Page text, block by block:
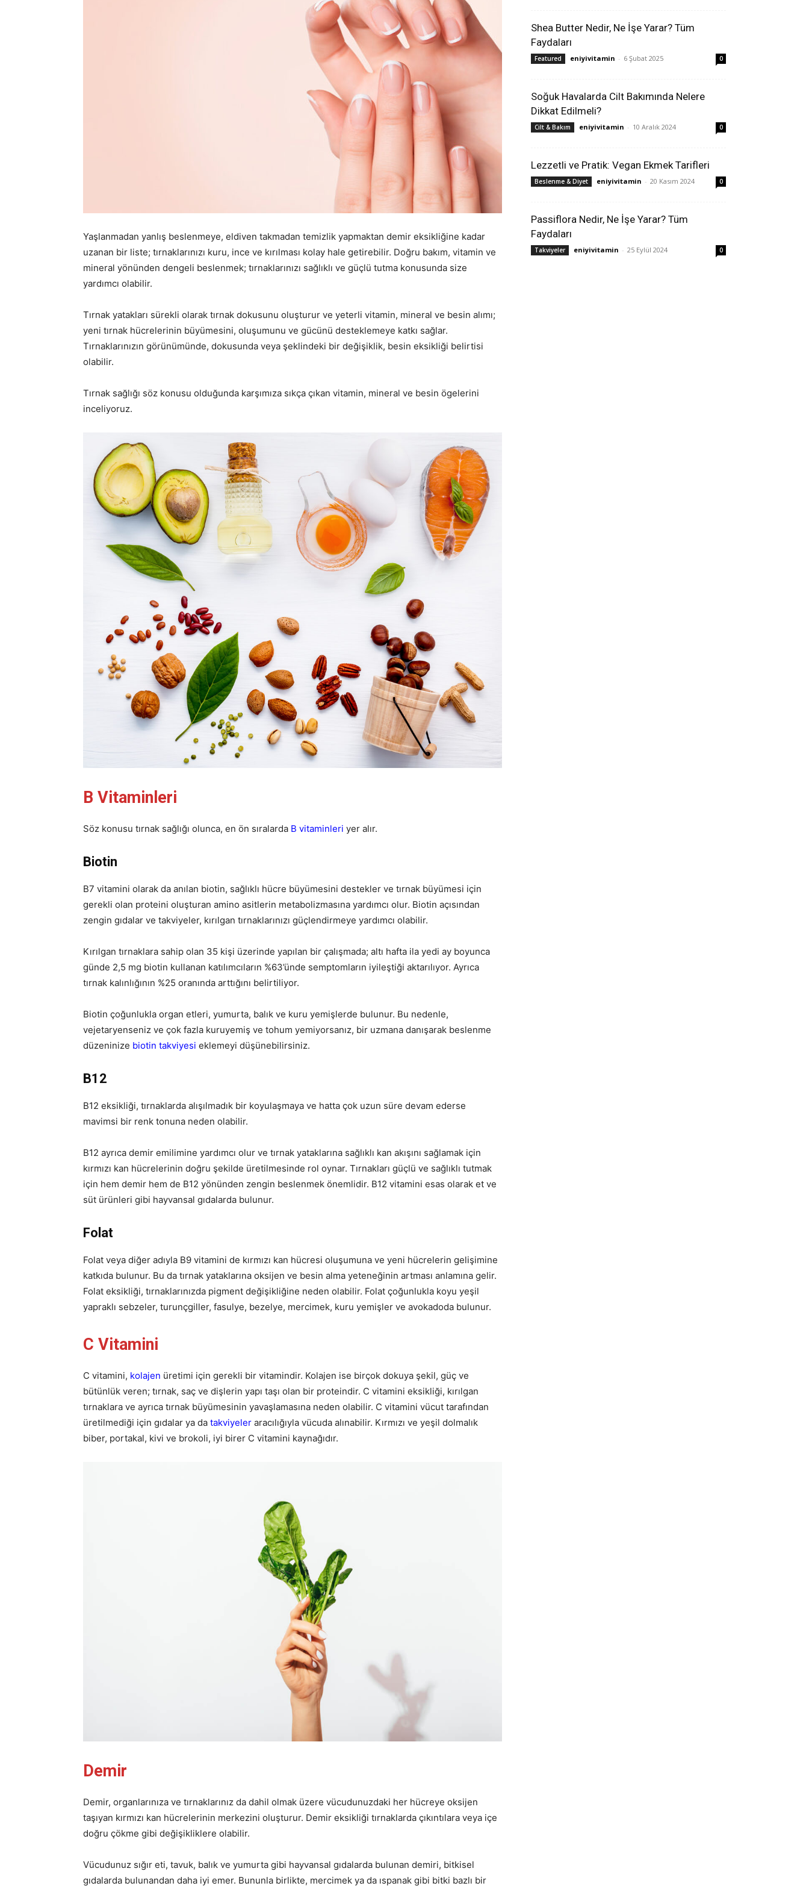
Yaşlanmadan yanlış beslenmeye, eldiven takmadan temizlik yapmaktan demir eksikliğine kadar
uzanan bir liste; tırnaklarınızı kuru, ince ve kırılması kolay hale getirebilir. Doğru bakım, vitamin ve
mineral yönünden dengeli beslenmek; tırnaklarınızı sağlıklı ve güçlü tutma konusunda size
yardımcı olabilir.
Tırnak yatakları sürekli olarak tırnak dokusunu oluşturur ve yeterli vitamin, mineral ve besin alımı;
yeni tırnak hücrelerinin büyümesini, oluşumunu ve gücünü desteklemeye katkı sağlar.
Tırnaklarınızın görünümünde, dokusunda veya şeklindeki bir değişiklik, besin eksikliği belirtisi
olabilir.
Tırnak sağlığı söz konusu olduğunda karşımıza sıkça çıkan vitamin, mineral ve besin ögelerini
inceliyoruz.
B Vitaminleri
Söz konusu tırnak sağlığı olunca, en ön sıralarda B vitaminleri yer alır.
Biotin
B7 vitamini olarak da anılan biotin, sağlıklı hücre büyümesini destekler ve tırnak büyümesi için
gerekli olan proteini oluşturan amino asitlerin metabolizmasına yardımcı olur. Biotin açısından
zengin gıdalar ve takviyeler, kırılgan tırnaklarınızı güçlendirmeye yardımcı olabilir.
Kırılgan tırnaklara sahip olan 35 kişi üzerinde yapılan bir çalışmada; altı hafta ila yedi ay boyunca
günde 2,5 mg biotin kullanan katılımcıların %63’ünde semptomların iyileştiği aktarılıyor. Ayrıca
tırnak kalınlığının %25 oranında arttığını belirtiliyor.
Biotin çoğunlukla organ etleri, yumurta, balık ve kuru yemişlerde bulunur. Bu nedenle,
vejetaryenseniz ve çok fazla kuruyemiş ve tohum yemiyorsanız, bir uzmana danışarak beslenme
düzeninize biotin takviyesi eklemeyi düşünebilirsiniz.
B12
B12 eksikliği, tırnaklarda alışılmadık bir koyulaşmaya ve hatta çok uzun süre devam ederse
mavimsi bir renk tonuna neden olabilir.
B12 ayrıca demir emilimine yardımcı olur ve tırnak yataklarına sağlıklı kan akışını sağlamak için
kırmızı kan hücrelerinin doğru şekilde üretilmesinde rol oynar. Tırnakları güçlü ve sağlıklı tutmak
için hem demir hem de B12 yönünden zengin beslenmek önemlidir. B12 vitamini esas olarak et ve
süt ürünleri gibi hayvansal gıdalarda bulunur.
Folat
Folat veya diğer adıyla B9 vitamini de kırmızı kan hücresi oluşumuna ve yeni hücrelerin gelişimine
katkıda bulunur. Bu da tırnak yataklarına oksijen ve besin alma yeteneğinin artması anlamına gelir.
Folat eksikliği, tırnaklarınızda pigment değişikliğine neden olabilir. Folat çoğunlukla koyu yeşil
yapraklı sebzeler, turunçgiller, fasulye, bezelye, mercimek, kuru yemişler ve avokadoda bulunur.
C Vitamini
C vitamini, kolajen üretimi için gerekli bir vitamindir. Kolajen ise birçok dokuya şekil, güç ve
bütünlük veren; tırnak, saç ve dişlerin yapı taşı olan bir proteindir. C vitamini eksikliği, kırılgan
tırnaklara ve ayrıca tırnak büyümesinin yavaşlamasına neden olabilir. C vitamini vücut tarafından
üretilmediği için gıdalar ya da takviyeler aracılığıyla vücuda alınabilir. Kırmızı ve yeşil dolmalık
biber, portakal, kivi ve brokoli, iyi birer C vitamini kaynağıdır.
Demir
Demir, organlarınıza ve tırnaklarınız da dahil olmak üzere vücudunuzdaki her hücreye oksijen
taşıyan kırmızı kan hücrelerinin merkezini oluşturur. Demir eksikliği tırnaklarda çıkıntılara veya içe
doğru çökme gibi değişikliklere olabilir.
Vücudunuz sığır eti, tavuk, balık ve yumurta gibi hayvansal gıdalarda bulunan demiri, bitkisel
gıdalarda bulunandan daha iyi emer. Bununla birlikte, mercimek ya da ıspanak gibi bitki bazlı bir
Shea Butter Nedir, Ne İşe Yarar? Tüm
Faydaları
Featured eniyivitamin - 6 Şubat 2025 0
Soğuk Havalarda Cilt Bakımında Nelere
Dikkat Edilmeli?
Cilt & Bakım eniyivitamin - 10 Aralık 2024 0
Lezzetli ve Pratik: Vegan Ekmek Tarifleri
Beslenme & Diyet eniyivitamin - 20 Kasım 2024 0
Passiflora Nedir, Ne İşe Yarar? Tüm
Faydaları
Takviyeler eniyivitamin - 25 Eylül 2024 0